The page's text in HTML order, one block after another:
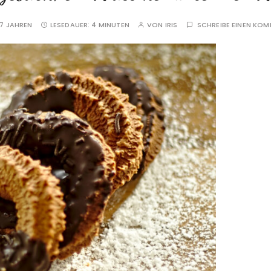
JAHREN LESEDAUER: 4 MINUTEN VON IRIS SCHREIBE EINEN